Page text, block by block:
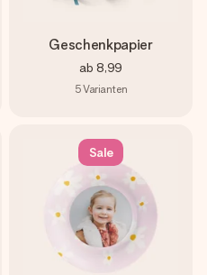
Geschenkpapier
ab 8,99
5Varianten
Sale